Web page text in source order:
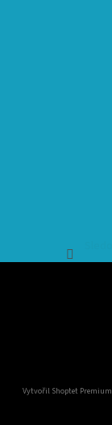
Vytvořil Shoptet Premium